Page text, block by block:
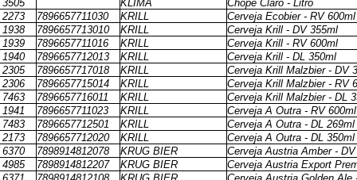
3505
KLIMA
Chope Claro - Litro
2273
7896657711030 KRILL
Cerveja Ecobier - RV 600ml
1938
7896657713010 KRILL
Cerveja Krill - DV 355ml
1939
7896657711016 KRILL
Cerveja Krill - RV 600ml
1940
7896657712013 KRILL
Cerveja Krill - DL 350ml
2305
7896657717018 KRILL
Cerveja Krill Malzbier - DV
2306
7896657715014 KRILL
Cerveja Krill Malzbier - RV
7463
7896657716011 KRILL
Cerveja Krill Malzbier - DL
1941
7896657711023 KRILL
Cerveja A Outra - RV 600ml
7483
7896657712501 KRILL
Cerveja A Outra - DL 269ml
2173
7896657712020 KRILL
Cerveja A Outra - DL 350ml
6370
7898914812078 KRUG BIER
Cerveja Austria Amber -
4985
7898914812207 KRUG BIER
Cerveja Austria Export